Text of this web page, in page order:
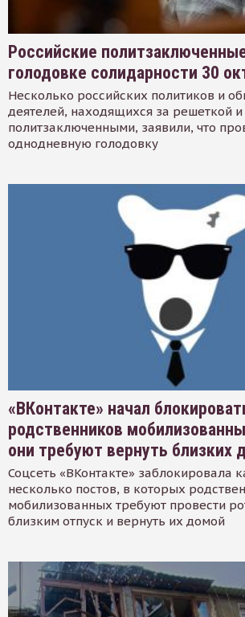
Российские
голодовке солидарности 30
Несколько российских политиков и
деятелей, находящихся за решеткой
политзаключенными, заявили, что
однодневную голодовку
«ВКонтакте» начал
родственников
они требуют вернуть близких
Соцсеть «ВКонтакте» заблокировала
несколько постов, в которых
мобилизованных требуют провести
близким отпуск и вернуть их домой